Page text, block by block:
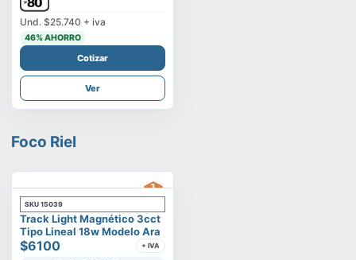
Und. $25.740 + iva
46% AHORRO
Cotizar
Ver
Foco Riel
SKU 15039
Track Light Magnético 3cct
Tipo Lineal 18w Modelo Ara
$6100 + IVA